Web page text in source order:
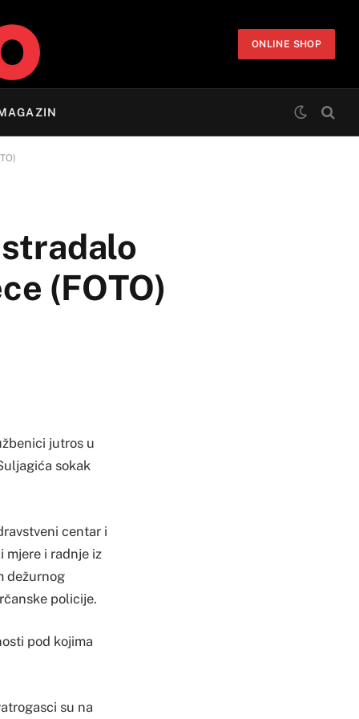
ONLINE SHOP
stradalo
(FOTO)
jutros u
sokak
centar i
mjere i radnje iz
dežurnog
policije.
pod kojima
su na